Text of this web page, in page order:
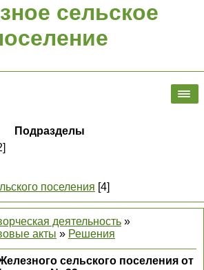
сельское
Подразделы
поселения [4]
деятельность »
акты » Решения
сельского поселения от